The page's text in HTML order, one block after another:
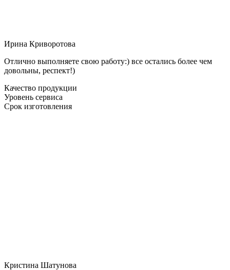
Ирина Криворотова
Отлично выполняете свою работу:) все остались более чем
довольны, респект!)
Качество продукции
Уровень сервиса
Срок изготовления
Кристина Шатунова